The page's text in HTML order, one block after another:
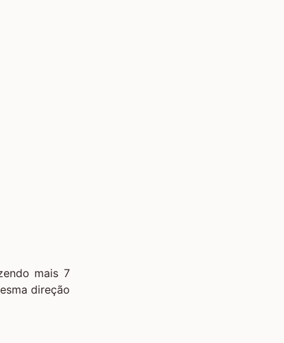
mais 7
direção